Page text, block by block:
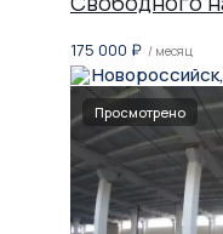
175 000 ₽ / месяц